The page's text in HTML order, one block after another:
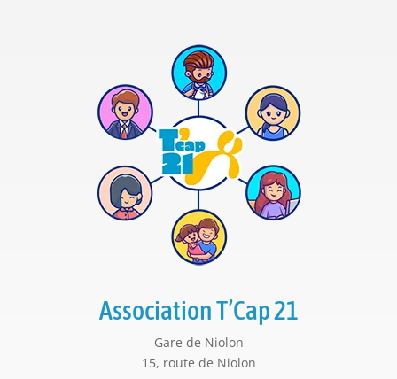
Association T’Cap 21
Gare de Niolon
15, route de Niolon